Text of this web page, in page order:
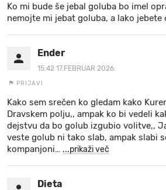
Ko mi bude še jebal goluba bo imel
nemojte mi jebat goluba, a lako jebete
Ender
15:42 17.FEBRUAR 2026.
PRIJAVI
Kako sem srečen ko gledam kako
Dravskem polju,, ampak ko bi vedeli
dejstvu da bo golub izgubio volitve,,
veste golub ni tako slab, ampak slabi
kompanjoni… ...prikaži več
Dieta